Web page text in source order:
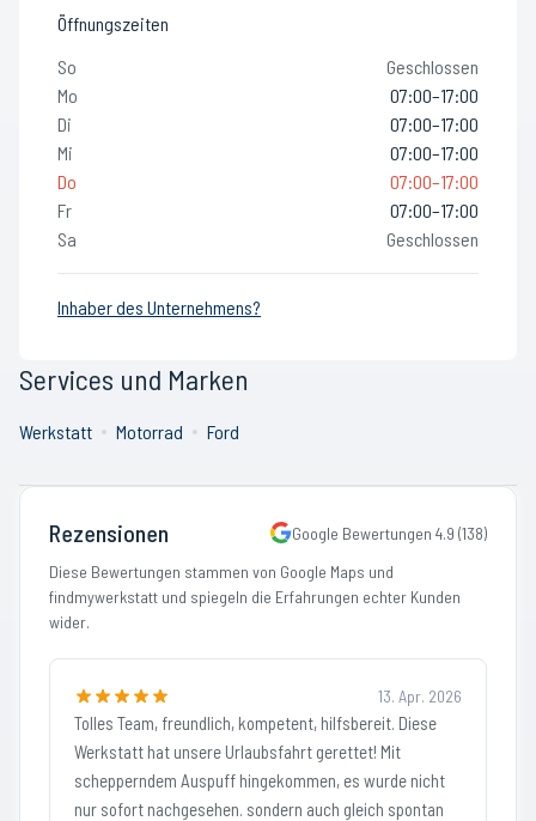
Öffnungszeiten
So
Geschlossen
Mo
07:00–17:00
Di
07:00–17:00
Mi
07:00–17:00
Do
07:00–17:00
Fr
07:00–17:00
Sa
Geschlossen
Inhaber des Unternehmens?
Services und Marken
Werkstatt Motorrad Ford
Rezensionen Google Bewertungen 4.9 (138)
Diese Bewertungen stammen von Google Maps und
findmywerkstatt und spiegeln die Erfahrungen echter Kunden
wider.
13. Apr. 2026
Tolles Team, freundlich, kompetent, hilfsbereit. Diese
Werkstatt hat unsere Urlaubsfahrt gerettet! Mit
schepperndem Auspuff hingekommen, es wurde nicht
nur sofort nachgesehen. sondern auch gleich spontan